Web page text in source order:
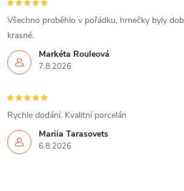
Markéta Rouleová
7.8.2026
Všechno proběhlo v pořádku, hrnečky byly
krasné.
Mariia Tarasovets
6.8.2026
Rychle dodání. Kvalitní porcelán